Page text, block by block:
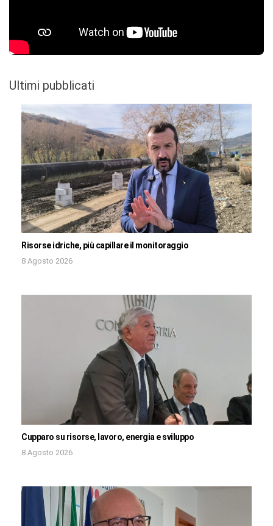
Ultimi pubblicati
Risorse idriche, più capillare il monitoraggio
8 Agosto 2026
Cupparo su risorse, lavoro, energia e sviluppo
8 Agosto 2026